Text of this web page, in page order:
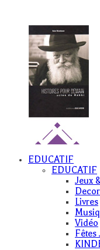
EDUCATIF
EDUCATIF
Jeux
Livres
Vidéo
Fêtes